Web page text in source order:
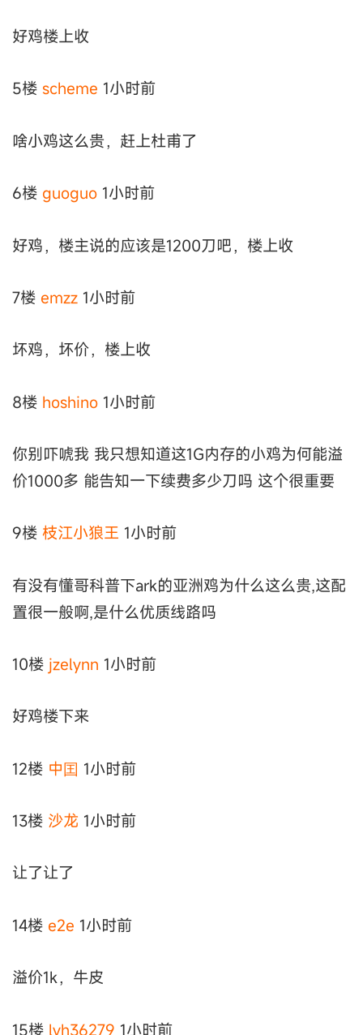
好鸡楼上收
5楼 scheme 1小时前
啥小鸡这么贵，赶上杜甫了
6楼 guoguo 1小时前
好鸡，楼主说的应该是1200刀吧，楼上收
7楼 emzz 1小时前
坏鸡，坏价，楼上收
8楼 hoshino 1小时前
你别吓唬我 我只想知道这1G内存的小鸡为何能溢
价1000多 能告知一下续费多少刀吗 这个很重要
9楼 枝江小狼王 1小时前
有没有懂哥科普下ark的亚洲鸡为什么这么贵,这配
置很一般啊,是什么优质线路吗
10楼 jzelynn 1小时前
好鸡楼下来
12楼 中囯 1小时前
13楼 沙龙 1小时前
让了让了
14楼 e2e 1小时前
溢价1k，牛皮
15楼 lyh36279 1小时前